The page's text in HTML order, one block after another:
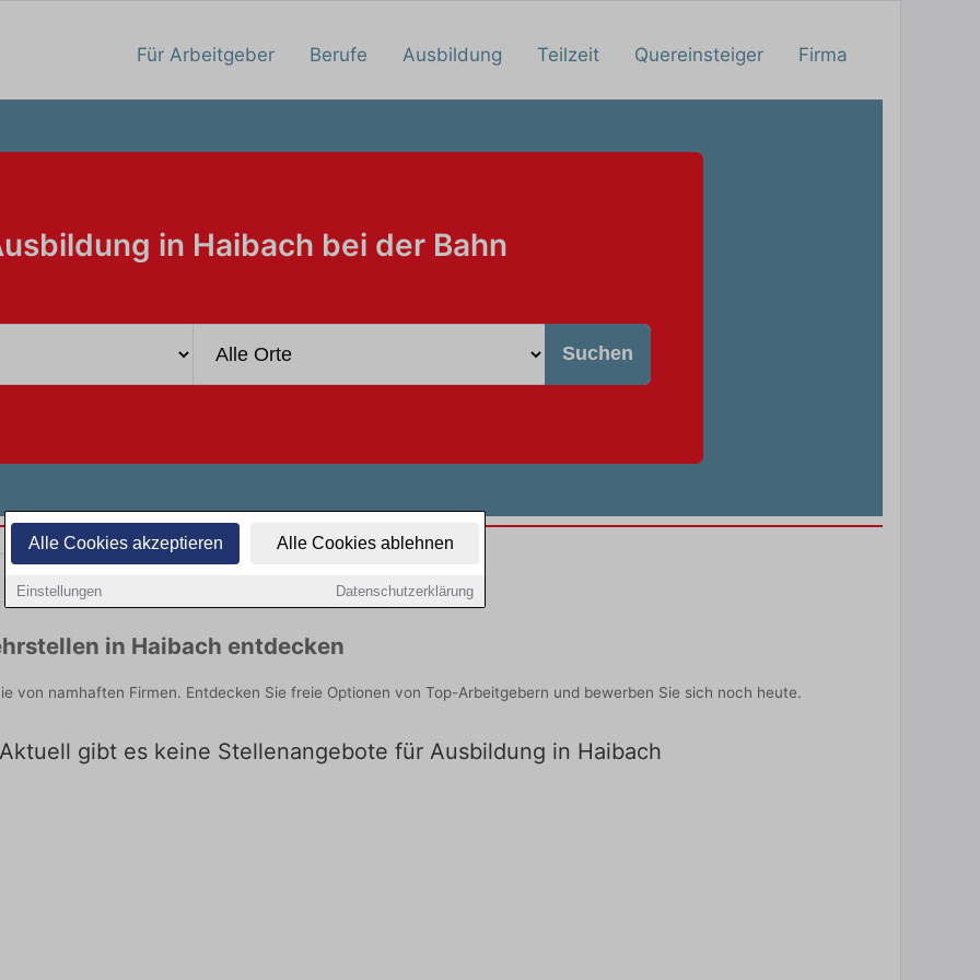
Alle Cookies akzeptieren Alle Cookies ablehnen
Einstellungen Datenschutzerklärung
Für Arbeitgeber Berufe Ausbildung Teilzeit Quereinsteiger Firma
in Haibach bei der Bahn
Suchen
in Haibach entdecken
von namhaften Firmen. Entdecken Sie freie Optionen von Top-Arbeitgebern und bewerben Sie sich noch heute.
gibt es keine Stellenangebote für Ausbildung in Haibach